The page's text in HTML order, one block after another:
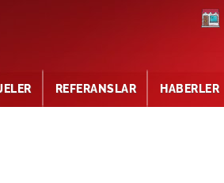
REFERANSLAR HABERLER